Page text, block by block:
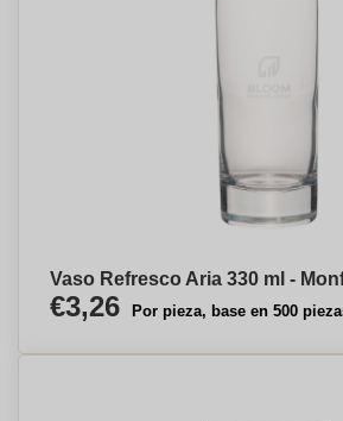
Vaso Refresco Aria 330 ml -
€3,26 Por pieza, base en 500